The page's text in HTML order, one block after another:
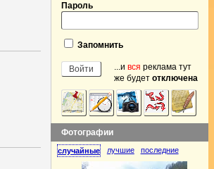
Пароль
Запомнить
...и вся реклама тут
же будет отключена
Фотографии
случайные лучшие последние